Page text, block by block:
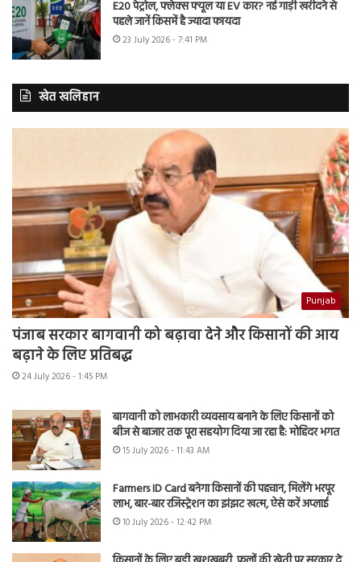
E20 पेट्रोल, फ्लेक्स फ्यूल या EV कार? नई गाड़ी खरीदने से
पहले जानें किसमें है ज्यादा फायदा
23 July 2026 - 7:41 PM
खेत खलिहान
Punjab
पंजाब सरकार बागवानी को बढ़ावा देने और किसानों की आय
बढ़ाने के लिए प्रतिबद्ध
24 July 2026 - 1:45 PM
बागवानी को लाभकारी व्यवसाय बनाने के लिए किसानों को
बीज से बाजार तक पूरा सहयोग दिया जा रहा है: मोहिंदर भगत
15 July 2026 - 11:43 AM
Farmers ID Card बनेगा किसानों की पहचान, मिलेंगे भरपूर
लाभ, बार-बार रजिस्ट्रेशन का झंझट खत्म, ऐसे करें अप्लाई
10 July 2026 - 12:42 PM